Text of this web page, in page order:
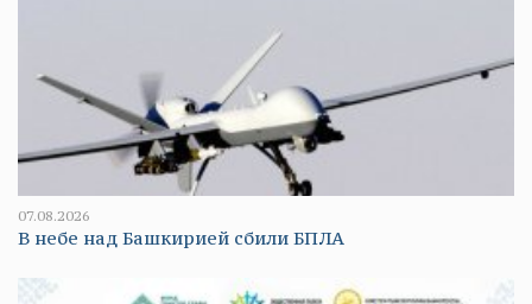
07.08.2026
В небе над Башкирией сбили БПЛА